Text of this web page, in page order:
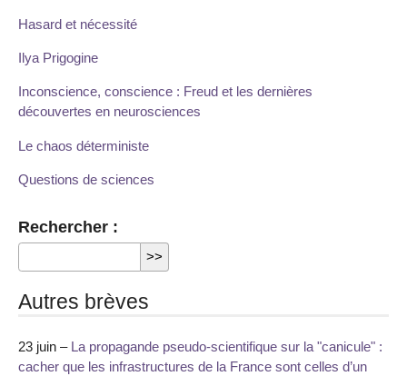
Hasard et nécessité
Ilya Prigogine
Inconscience, conscience : Freud et les dernières
découvertes en neurosciences
Le chaos déterministe
Questions de sciences
Rechercher :
Autres brèves
23 juin – La propagande pseudo-scientifique sur la "canicule" :
cacher que les infrastructures de la France sont celles d’un